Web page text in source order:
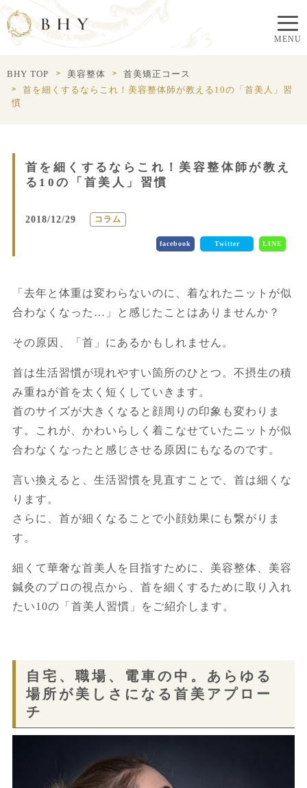
BHY TOP 美容整体
首美矯正コース
首を細くするならこれ！美容整体師が教える10の「首美人」習
慣
首を細くするならこれ！美容整体師が教え
る10の「首美人」習慣
2018/12/29 コラム
facebook Twitter LINE
「去年と体重は変わらないのに、着なれたニットが似
合わなくなった…」と感じたことはありませんか？
その原因、「首」にあるかもしれません。
首は生活習慣が現れやすい箇所のひとつ。不摂生の積
み重ねが首を太く短くしていきます。
首のサイズが大きくなると顔周りの印象も変わりま
す。これが、かわいらしく着こなせていたニットが似
合わなくなったと感じさせる原因にもなるのです。
言い換えると、生活習慣を見直すことで、首は細くな
ります。
さらに、首が細くなることで小顔効果にも繋がりま
す。
細くて華奢な首美人を目指すために、美容整体、美容
鍼灸のプロの視点から、首を細くするために取り入れ
たい10の「首美人習慣」をご紹介します。
自宅、職場、電車の中。あらゆる
場所が美しさになる首美アプロー
チ